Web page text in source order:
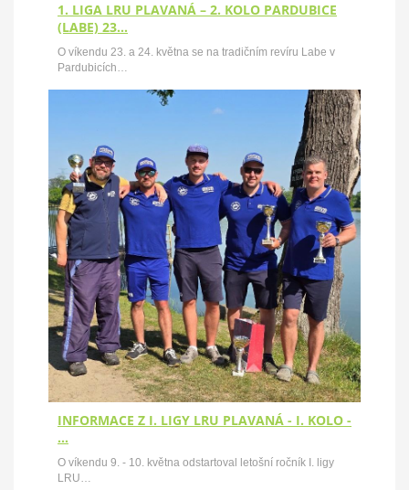
1. LIGA LRU PLAVANÁ – 2. KOLO PARDUBICE
(LABE) 23…
O víkendu 23. a 24. května se na tradičním revíru Labe v
Pardubicích…
INFORMACE Z I. LIGY LRU PLAVANÁ - I. KOLO -
…
O víkendu 9. - 10. května odstartoval letošní ročník I. ligy
LRU…